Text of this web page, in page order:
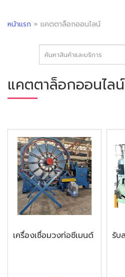
หน้าแรก » แคตตาล็อกออนไลน์
แคตตาล็อกออนไลน์
เครื่องเชื่อมวงท่อซีเมนต์ รับ